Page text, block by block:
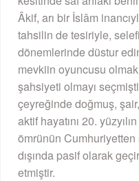
Âkif, arı bir İslâm
tahsilin de tesiriyle, selefi
dönemlerinde düstur
mevkiin oyuncusu
şahsiyeti olmayı
çeyreğinde doğmuş,
aktif hayatını 20.
ömrünün Cumhuriyetten
dışında pasif olarak
etmiştir.